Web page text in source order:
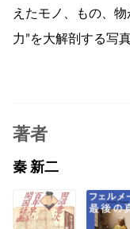
えたモノ、もの、
力”を大解剖する写
著者
秦 新二